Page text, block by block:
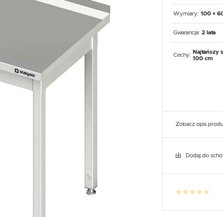
PROFESSIONAL
Wymiary: 100 ×
Gwarancja: 2 lata
Cechy:
Najtańszy
100 cm
Zobacz opis
Dodaj do